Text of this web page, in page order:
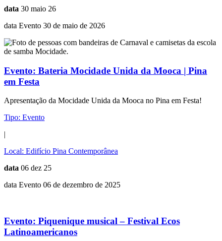
data 30 maio 26
data Evento 30 de maio de 2026
Evento: Bateria Mocidade Unida da Mooca | Pina
em Festa
Apresentação da Mocidade Unida da Mooca no Pina em Festa!
Tipo: Evento
|
Local: Edifício Pina Contemporânea
data 06 dez 25
data Evento 06 de dezembro de 2025
Evento: Piquenique musical – Festival Ecos
Latinoamericanos